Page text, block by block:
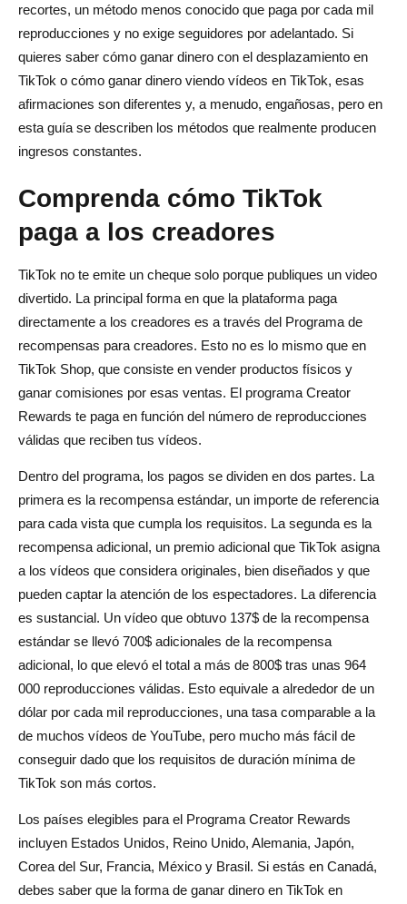
recortes, un método menos conocido que paga por cada mil
reproducciones y no exige seguidores por adelantado. Si
quieres saber cómo ganar dinero con el desplazamiento en
TikTok o cómo ganar dinero viendo vídeos en TikTok, esas
afirmaciones son diferentes y, a menudo, engañosas, pero en
esta guía se describen los métodos que realmente producen
ingresos constantes.
Comprenda cómo TikTok
paga a los creadores
TikTok no te emite un cheque solo porque publiques un video
divertido. La principal forma en que la plataforma paga
directamente a los creadores es a través del Programa de
recompensas para creadores. Esto no es lo mismo que en
TikTok Shop, que consiste en vender productos físicos y
ganar comisiones por esas ventas. El programa Creator
Rewards te paga en función del número de reproducciones
válidas que reciben tus vídeos.
Dentro del programa, los pagos se dividen en dos partes. La
primera es la recompensa estándar, un importe de referencia
para cada vista que cumpla los requisitos. La segunda es la
recompensa adicional, un premio adicional que TikTok asigna
a los vídeos que considera originales, bien diseñados y que
pueden captar la atención de los espectadores. La diferencia
es sustancial. Un vídeo que obtuvo 137$ de la recompensa
estándar se llevó 700$ adicionales de la recompensa
adicional, lo que elevó el total a más de 800$ tras unas 964
000 reproducciones válidas. Esto equivale a alrededor de un
dólar por cada mil reproducciones, una tasa comparable a la
de muchos vídeos de YouTube, pero mucho más fácil de
conseguir dado que los requisitos de duración mínima de
TikTok son más cortos.
Los países elegibles para el Programa Creator Rewards
incluyen Estados Unidos, Reino Unido, Alemania, Japón,
Corea del Sur, Francia, México y Brasil. Si estás en Canadá,
debes saber que la forma de ganar dinero en TikTok en